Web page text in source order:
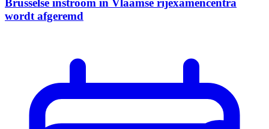
Brusselse instroom in Vlaamse rijexamencentra
wordt afgeremd